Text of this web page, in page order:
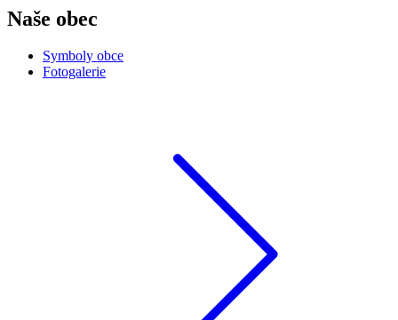
Naše obec
Symboly obce
Fotogalerie